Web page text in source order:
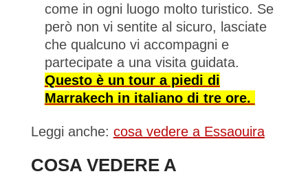
come in ogni luogo molto turistico. Se
però non vi sentite al sicuro, lasciate
che qualcuno vi accompagni e
partecipate a una visita guidata.
Questo è un tour a piedi di
Marrakech in italiano di tre ore.
Leggi anche: cosa vedere a Essaouira
COSA VEDERE A